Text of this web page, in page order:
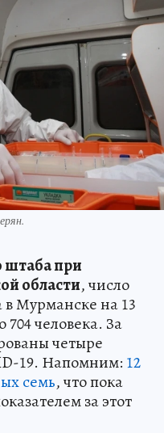
штаба при
области, число
Мурманске на 13
704 человека. За
четыре
19. Напомним: 12
семь, что пока
за этот